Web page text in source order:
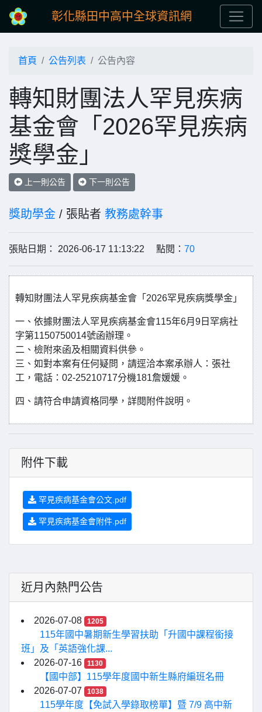
彰化縣田中高中全球資訊網
首頁 公告列表 公告內容
轉知財團法人罕見疾病
基金會「2026罕見疾病
獎學金」
上一則公告 下一則公告
獎助學金 / 張貼者 教務處幹事
張貼日期： 2026-06-17 11:13:22 點閱： 70
轉知財團法人罕見疾病基金會「2026罕見疾病獎學金」
一、依據財團法人罕見疾病基金會115年6月9日罕病社
字第1150750014號函辦理。
二、檢附來函及相關資料供參。
三、如對本案有任何疑問，請逕洽本案承辦人：張社
工，電話：02-25210717分機181詹媛媛。
四、請符合申請資格同學，詳閱附件說明。
附件下載
罕見疾病基金會公文.pdf
罕見疾病基金會附件.pdf
近月內熱門公告
2026-07-08 1205
115年國中暑期新生學習扶助「升國中課程銜接
班」及「英語強化課...
2026-07-16
1130
【國中部】115學年度國中新生縣府編班名冊
2026-07-07
1038
115學年度【免試入學錄取榜單】暨 7/9 高中新